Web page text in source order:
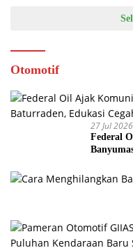
Otomotif
27 Jul 2026
Federal